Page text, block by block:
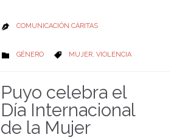
 COMUNICACIÓN CÁRITAS
 CATEGORY
GÉNERO  CATEGORY
MUJER, VIOLENCIA
Puyo celebra el
Día Internacional
de la Mujer